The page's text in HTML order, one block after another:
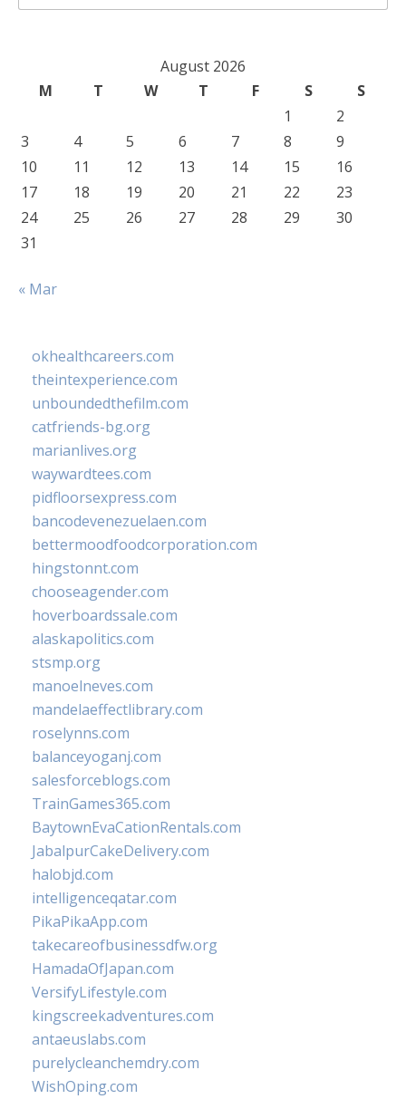
for:
August 2026
M
T W T F S
S
1
2
3
4 5 6 7 8
9
10
11 12 13 14 15
16
17
18 19 20 21 22
23
24
25 26 27 28 29
30
31
« Mar
okhealthcareers.com
theintexperience.com
unboundedthefilm.com
catfriends-bg.org
marianlives.org
waywardtees.com
pidfloorsexpress.com
bancodevenezuelaen.com
bettermoodfoodcorporation.com
hingstonnt.com
chooseagender.com
hoverboardssale.com
alaskapolitics.com
stsmp.org
manoelneves.com
mandelaeffectlibrary.com
roselynns.com
balanceyoganj.com
salesforceblogs.com
TrainGames365.com
BaytownEvaCationRentals.com
JabalpurCakeDelivery.com
halobjd.com
intelligenceqatar.com
PikaPikaApp.com
takecareofbusinessdfw.org
HamadaOfJapan.com
VersifyLifestyle.com
kingscreekadventures.com
antaeuslabs.com
purelycleanchemdry.com
WishOping.com